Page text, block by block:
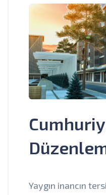
Yaygın inancın